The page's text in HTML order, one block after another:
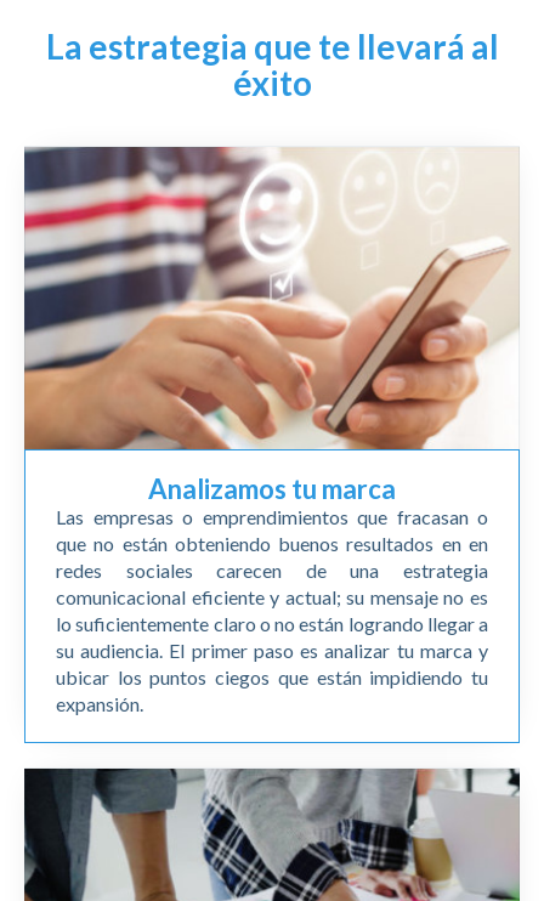
La estrategia que te llevará al
éxito
Analizamos tu marca
Las empresas o emprendimientos que fracasan o
que no están obteniendo buenos resultados en en
redes sociales carecen de una estrategia
comunicacional eficiente y actual; su mensaje no es
lo suficientemente claro o no están logrando llegar a
su audiencia. El primer paso es analizar tu marca y
ubicar los puntos ciegos que están impidiendo tu
expansión.